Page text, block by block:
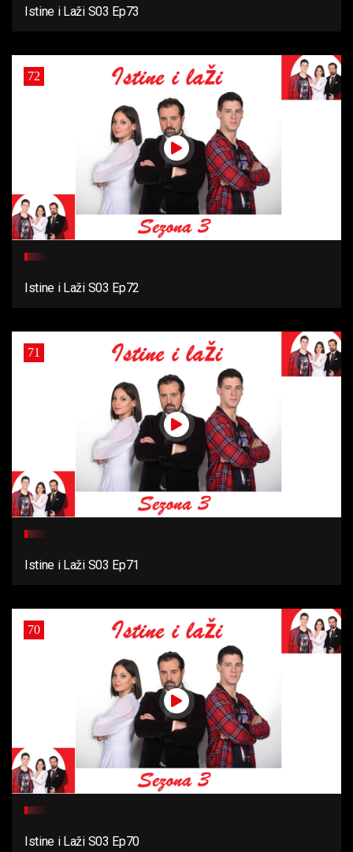
Istine i Laži S03 Ep73
72
Istine i Laži S03 Ep72
71
Istine i Laži S03 Ep71
70
Istine i Laži S03 Ep70